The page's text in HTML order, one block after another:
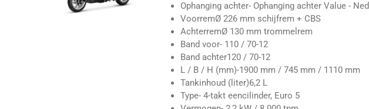
Ophanging achter- Ophanging achter Value -
VoorremØ 226 mm schijfrem + CBS
AchterremØ 130 mm trommelrem
Band voor- 110 / 70-12
Band achter120 / 70-12
L / B / H (mm)-1900 mm / 745 mm / 1110 mm
Tankinhoud (liter)6,2 L
Type- 4-takt eencilinder, Euro 5